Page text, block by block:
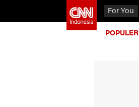
For You
POPULER